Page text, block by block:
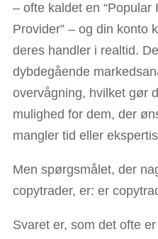
– ofte kaldet en “Popular
Provider” – og din konto
deres handler i realtid.
dybdegående
overvågning, hvilket gør
mulighed for dem, der
mangler tid eller
Men spørgsmålet, der
copytrader, er: er
Svaret er, som det ofte